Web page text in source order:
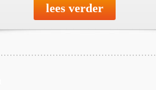
lees verder